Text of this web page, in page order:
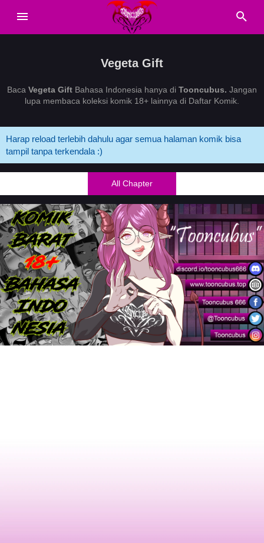
Vegeta Gift
Baca Vegeta Gift Bahasa Indonesia hanya di Tooncubus. Jangan
lupa membaca koleksi komik 18+ lainnya di Daftar Komik.
Harap reload terlebih dahulu agar semua halaman komik bisa
tampil tanpa terkendala :)
All Chapter